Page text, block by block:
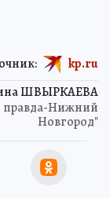
ШВЫРКАЕВА
правда-Нижний
Новгород"
kp.ru